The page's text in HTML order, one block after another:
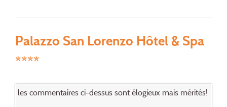
Palazzo San Lorenzo Hôtel & Spa
****
les commentaires ci-dessus sont élogieux mais mérités!